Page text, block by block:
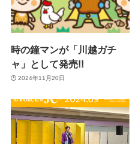
時の鐘マンが「川越ガチ
ャ」として発売!!
2024年11月20日